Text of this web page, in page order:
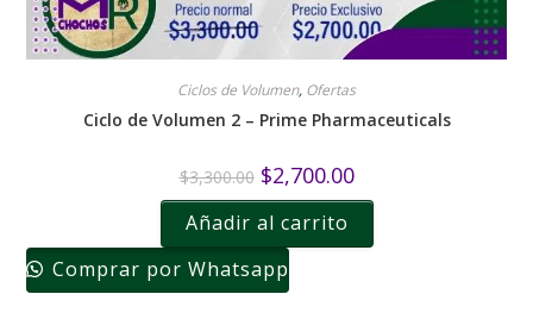
Ciclos de Volumen, Ofertas
Ciclo de Volumen 2 – Prime Pharmaceuticals
$3,300.00 $2,700.00
Añadir al carrito
Comprar por Whatsapp